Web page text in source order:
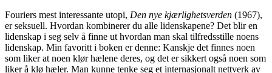
Fouriers mest interessante utopi, Den nye kjærlighetsverden (1967),
er seksuell. Hvordan kombinerer du alle lidenskapene? Det blir en
lidenskap i seg selv å finne ut hvordan man skal tilfredsstille noens
lidenskap. Min favoritt i boken er denne: Kanskje det finnes noen
som liker at noen klør hælene deres, og det er sikkert også noen som
liker å klø hæler. Man kunne tenke seg et internasjonalt nettverk av